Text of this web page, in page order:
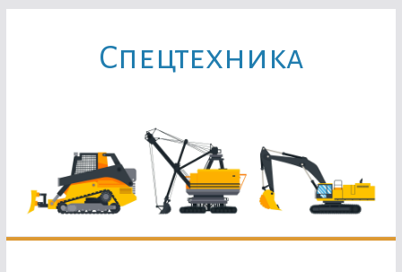
содержимомуCпецтехника